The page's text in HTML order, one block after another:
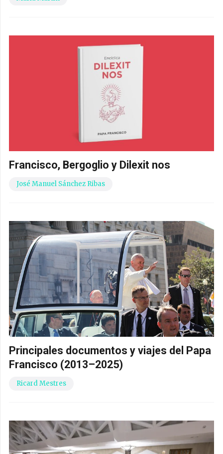
Francisco, Bergoglio y Dilexit nos
José Manuel Sánchez Ribas
Principales documentos y viajes del Papa
Francisco (2013–2025)
Ricard Mestres